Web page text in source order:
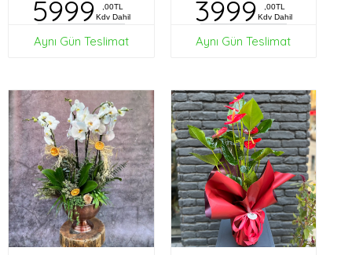
5999
,00TL
Kdv Dahil
Aynı Gün Teslimat
3999
,00TL
Kdv Dahil
Aynı Gün Teslimat